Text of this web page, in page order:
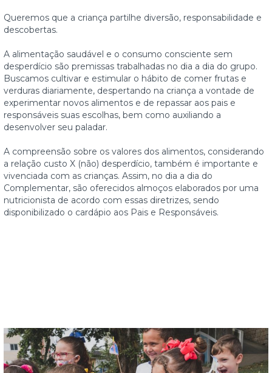
Queremos que a criança partilhe diversão, responsabilidade e
descobertas.
A alimentação saudável e o consumo consciente sem
desperdício são premissas trabalhadas no dia a dia do grupo.
Buscamos cultivar e estimular o hábito de comer frutas e
verduras diariamente, despertando na criança a vontade de
experimentar novos alimentos e de repassar aos pais e
responsáveis suas escolhas, bem como auxiliando a
desenvolver seu paladar.
A compreensão sobre os valores dos alimentos, considerando
a relação custo X (não) desperdício, também é importante e
vivenciada com as crianças. Assim, no dia a dia do
Complementar, são oferecidos almoços elaborados por uma
nutricionista de acordo com essas diretrizes, sendo
disponibilizado o cardápio aos Pais e Responsáveis.